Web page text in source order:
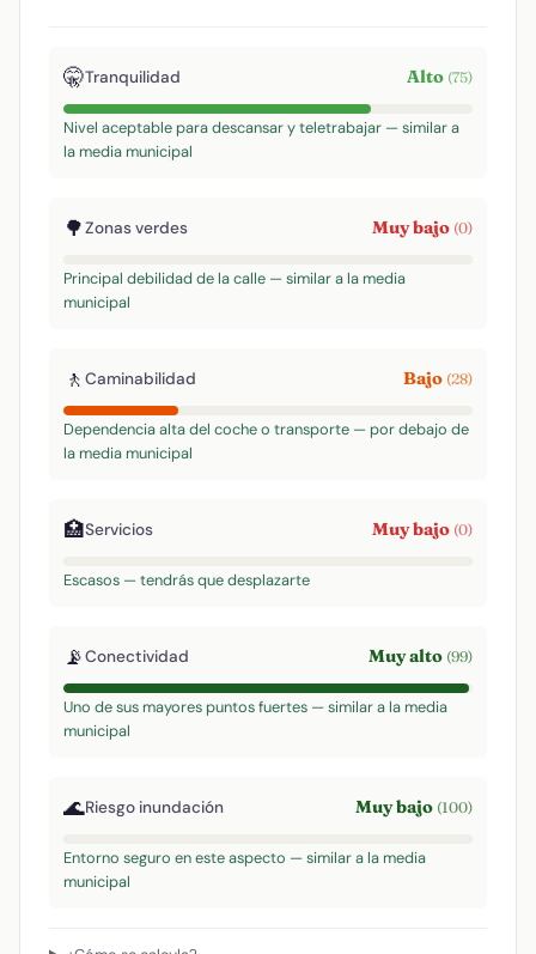
🤫Tranquilidad Alto (75)
Nivel aceptable para descansar y teletrabajar — similar a
la media municipal
🌳Zonas verdes Muy bajo (0)
Principal debilidad de la calle — similar a la media
municipal
🚶 Caminabilidad Bajo (28)
Dependencia alta del coche o transporte — por debajo de
la media municipal
🏥Servicios Muy bajo (0)
Escasos — tendrás que desplazarte
📡Conectividad Muy alto (99)
Uno de sus mayores puntos fuertes — similar a la media
municipal
🌊Riesgo inundación Muy bajo (100)
Entorno seguro en este aspecto — similar a la media
municipal